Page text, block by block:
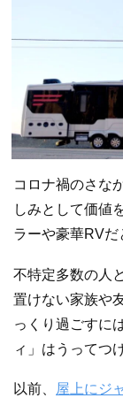
コロナ禍のさな
しみとして価値
ラーや豪華RVだ
不特定多数の人
置けない家族や
っくり過ごすに
ィ」はうってつ
以前、
屋上にジ